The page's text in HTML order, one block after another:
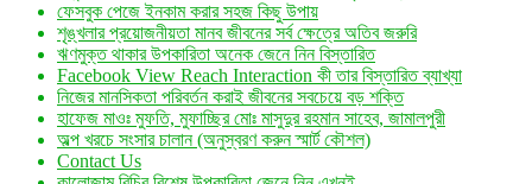
ফেসবুক পেজে ইনকাম করার সহজ কিছু উপায়
শৃঙ্খলার প্রয়োজনীয়তা মানব জীবনের সর্ব ক্ষেত্রে অতিব জরুরি
ঋণমুক্ত থাকার উপকারিতা অনেক জেনে নিন বিস্তারিত
Facebook View Reach Interaction কী তার বিস্তারিত ব্যাখ্যা
নিজের মানসিকতা পরিবর্তন করাই জীবনের সবচেয়ে বড় শক্তি
হাফেজ মাওঃ মুফতি, মুফাচ্ছির মোঃ মাসুদুর রহমান সাহেব, জামালপুরী
অল্প খরচে সংসার চালান (অনুস্বরণ করুন স্মার্ট কৌশল)
Contact Us